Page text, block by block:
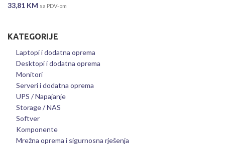
KATEGORIJE
Laptopi i dodatna oprema
Desktopi i dodatna oprema
Monitori
Serveri i dodatna oprema
UPS / Napajanje
Storage / NAS
Softver
Komponente
Mrežna oprema i sigurnosna rješenja
33,81 KM sa PDV-om